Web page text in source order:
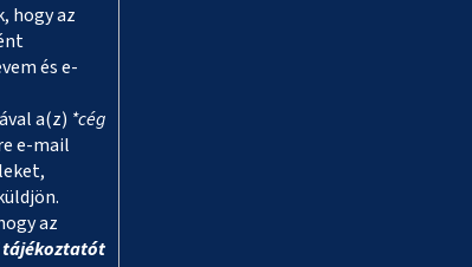
hogy az
és e-
a(z) *cég
e-mail
az
tájékoztatót